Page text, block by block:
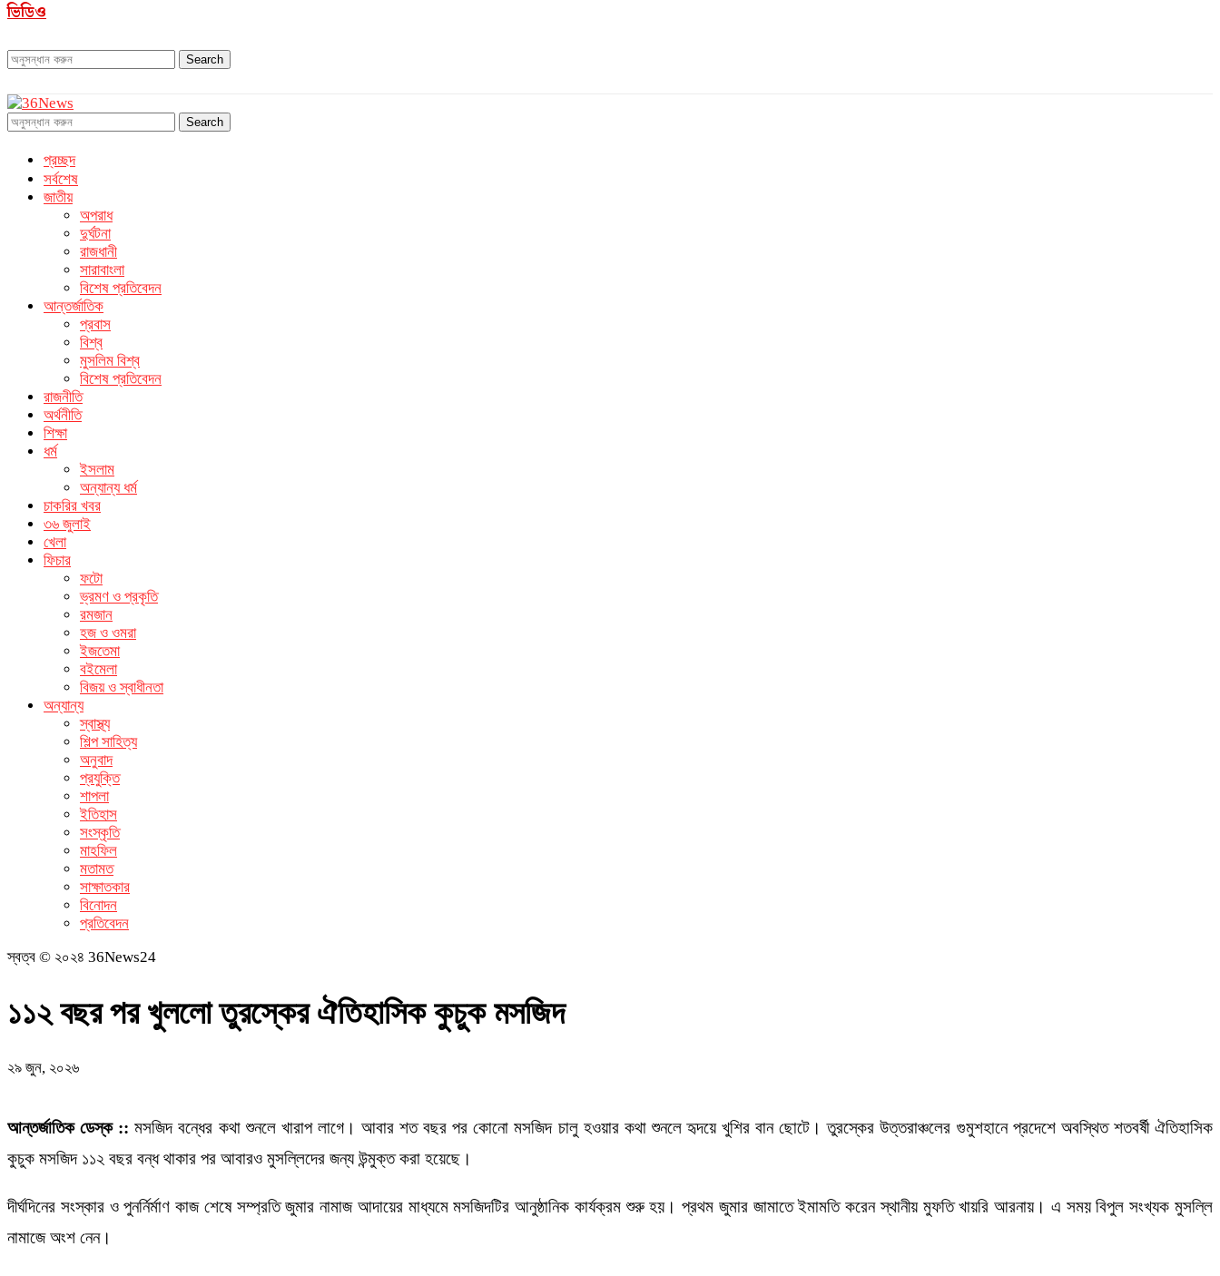
ভিডিও
Search
Search
প্রচ্ছদ
সর্বশেষ
জাতীয়
অপরাধ
দুর্ঘটনা
রাজধানী
সারাবাংলা
বিশেষ প্রতিবেদন
আন্তর্জাতিক
প্রবাস
বিশ্ব
মুসলিম বিশ্ব
বিশেষ প্রতিবেদন
রাজনীতি
অর্থনীতি
শিক্ষা
ধর্ম
ইসলাম
অন্যান্য ধর্ম
চাকরির খবর
৩৬ জুলাই
খেলা
ফিচার
ফটো
ভ্রমণ ও প্রকৃতি
রমজান
হজ ও ওমরা
ইজতেমা
বইমেলা
বিজয় ও স্বাধীনতা
অন্যান্য
স্বাস্থ্য
শিল্প সাহিত্য
অনুবাদ
প্রযুক্তি
শাপলা
ইতিহাস
সংস্কৃতি
মাহফিল
মতামত
সাক্ষাতকার
বিনোদন
প্রতিবেদন
স্বত্ব © ২০২৪ 36News24
১১২ বছর পর খুললো তুরস্কের ঐতিহাসিক কুচুক মসজিদ
২৯ জুন, ২০২৬
আন্তর্জাতিক ডেস্ক :: মসজিদ বন্ধের কথা শুনলে খারাপ লাগে। আবার শত বছর পর কোনো মসজিদ চালু হওয়ার কথা শুনলে হৃদয়ে খুশির বান ছোটে। তুরস্কের উত্তরাঞ্চলের গুমুশহানে প্রদেশে অবস্থিত শতবর্ষী ঐতিহাসিক
কুচুক মসজিদ ১১২ বছর বন্ধ থাকার পর আবারও মুসল্লিদের জন্য উন্মুক্ত করা হয়েছে।
দীর্ঘদিনের সংস্কার ও পুনর্নির্মাণ কাজ শেষে সম্প্রতি জুমার নামাজ আদায়ের মাধ্যমে মসজিদটির আনুষ্ঠানিক কার্যক্রম শুরু হয়। প্রথম জুমার জামাতে ইমামতি করেন স্থানীয় মুফতি খায়রি আরনায়। এ সময় বিপুল সংখ্যক মুসল্লি
নামাজে অংশ নেন।